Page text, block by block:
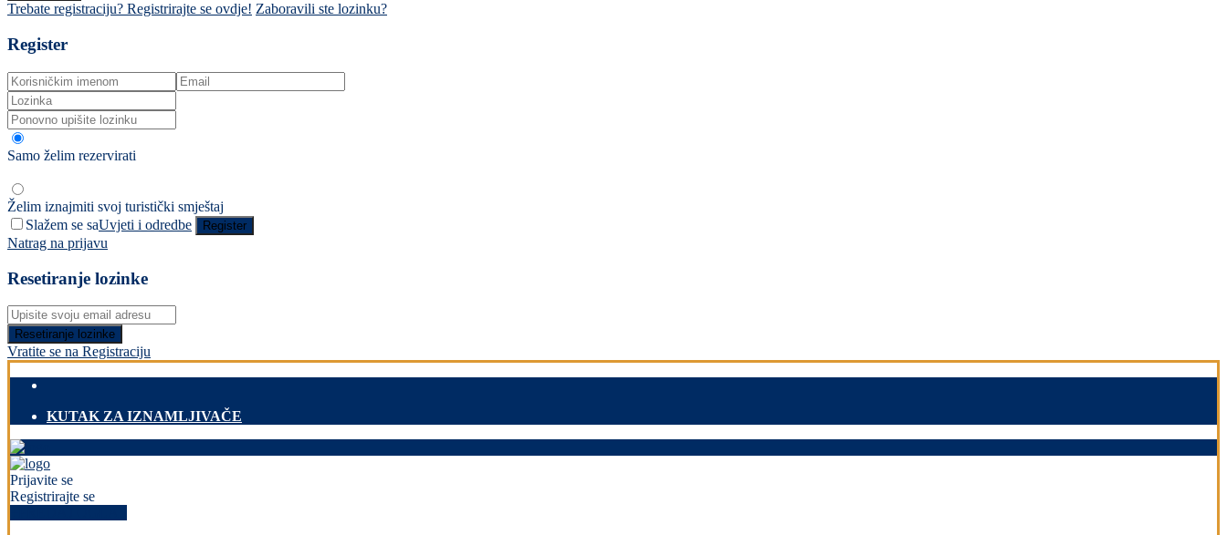
Trebate registraciju? Registrirajte se ovdje! Zaboravili ste lozinku?
Register
Samo želim rezervirati
Želim iznajmiti svoj turistički smještaj
Slažem se saUvjeti i odredbe Register
Natrag na prijavu
Resetiranje lozinke
Resetiranje lozinke
Vratite se na Registraciju
KUTAK ZA IZNAMLJIVAČE
Prijavite se
Registrirajte se